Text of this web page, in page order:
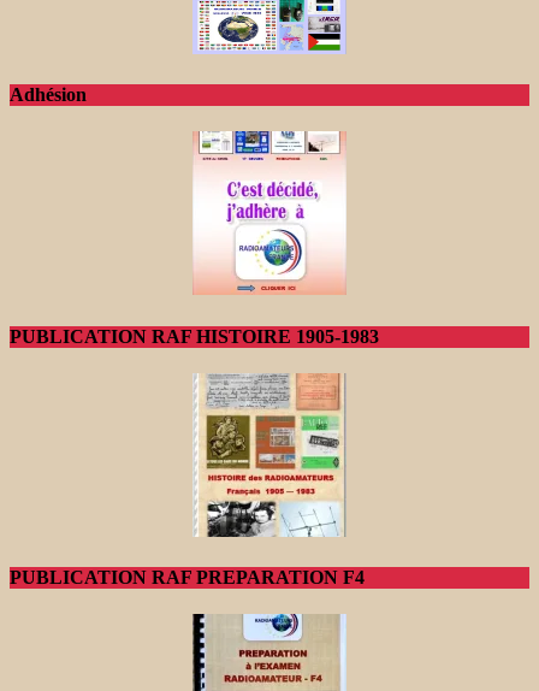
Adhésion
PUBLICATION RAF HISTOIRE 1905-1983
PUBLICATION RAF PREPARATION F4